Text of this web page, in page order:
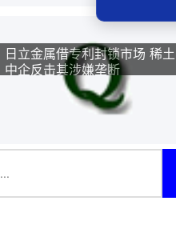
日立金属借专利封锁市场 稀土
中企反击其涉嫌垄断